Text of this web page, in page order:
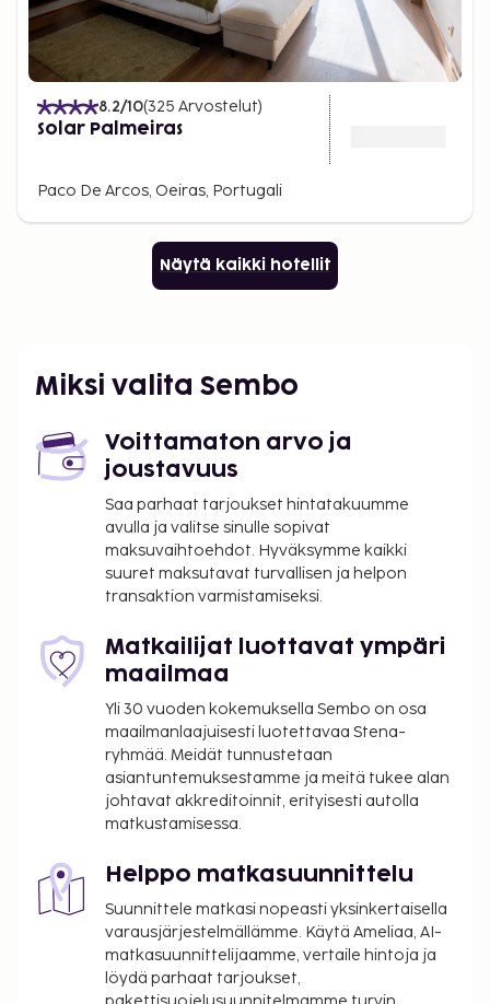
8.2/10(325 Arvostelut)
Solar Palmeiras
Paco De Arcos, Oeiras, Portugali
Näytä kaikki hotellit
Miksi valita Sembo
Voittamaton arvo ja
joustavuus
Saa parhaat tarjoukset hintatakuumme
avulla ja valitse sinulle sopivat
maksuvaihtoehdot. Hyväksymme kaikki
suuret maksutavat turvallisen ja helpon
transaktion varmistamiseksi.
Matkailijat luottavat ympäri
maailmaa
Yli 30 vuoden kokemuksella Sembo on osa
maailmanlaajuisesti luotettavaa Stena-
ryhmää. Meidät tunnustetaan
asiantuntemuksestamme ja meitä tukee alan
johtavat akkreditoinnit, erityisesti autolla
matkustamisessa.
Helppo matkasuunnittelu
Suunnittele matkasi nopeasti yksinkertaisella
varausjärjestelmällämme. Käytä Ameliaa, AI-
matkasuunnittelijaamme, vertaile hintoja ja
löydä parhaat tarjoukset,